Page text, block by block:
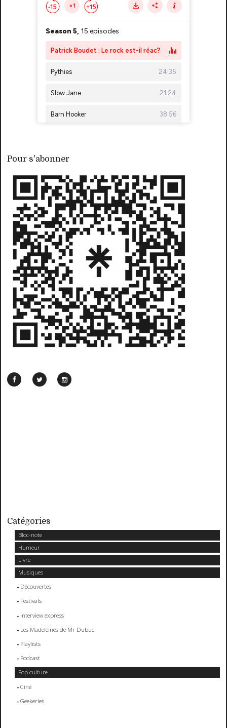
Pour s'abonner
Catégories
Bloc-note
Humeur
Livre
Musiques
Découvertes
Festivals
Interview express
Les Madeleines de Mr Dubuc
Playlists
Podcast
Pop culture
Ciné
Geekeries